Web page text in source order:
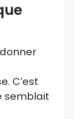
C’est
semblait